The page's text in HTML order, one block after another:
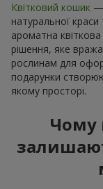
Квітковий кошик —
натуральної
ароматна
рішення, яке
рослинам для
подарунки
якому просторі.
Чому